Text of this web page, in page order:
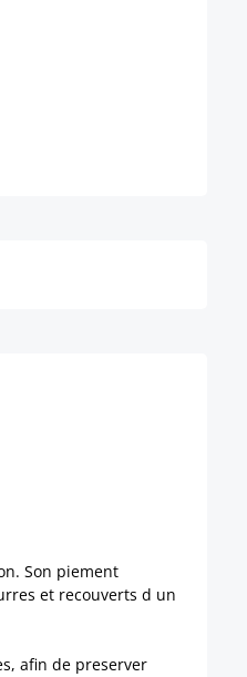
Son piement
et recouverts d un
afin de preserver